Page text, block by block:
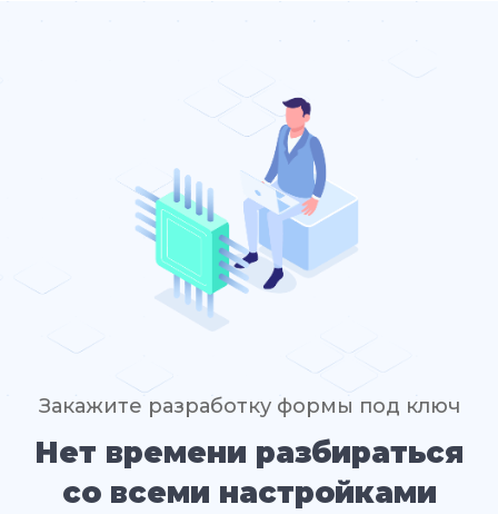
Закажите разработку формы под ключ
Нет времени разбираться
со всеми настройками